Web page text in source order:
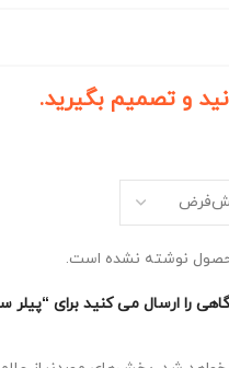
و تصمیم بگیرید.
نوشته نشده است.
را ارسال می کنید برای